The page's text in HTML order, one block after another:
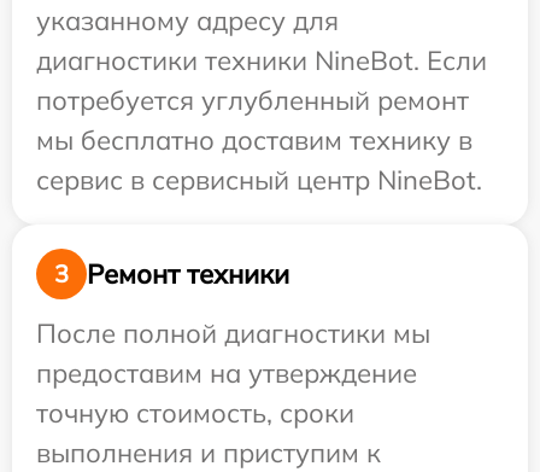
указанному адресу для
диагностики техники NineBot. Если
потребуется углубленный ремонт
мы бесплатно доставим технику в
сервис в сервисный центр NineBot.
3
Ремонт техники
После полной диагностики мы
предоставим на утверждение
точную стоимость, сроки
выполнения и приступим к